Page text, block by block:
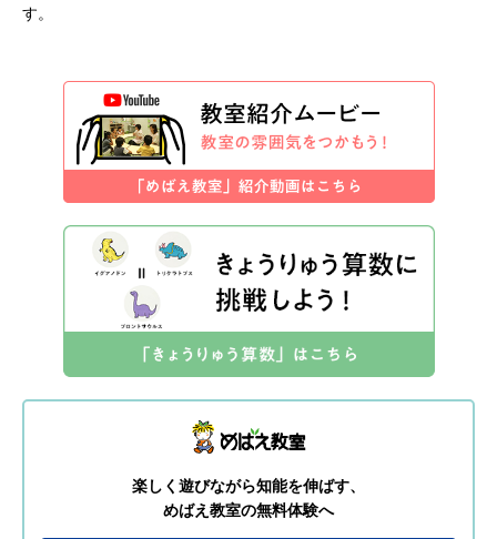
す。
楽しく遊びながら知能を伸ばす、
めばえ教室の無料体験へ